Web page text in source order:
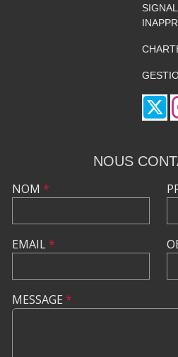
NOUS
NOM *
EMAIL*
MESSAGE *